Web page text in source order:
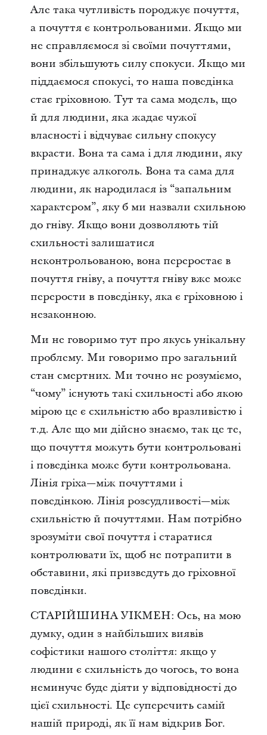
Але така чутливість породжує почуття,
а почуття є контрольованими. Якщо ми
не справляємося зі своїми почуттями,
вони збільшують силу спокуси. Якщо ми
піддаємося спокусі, то наша поведінка
стає гріховною. Тут та сама модель, що
й для людини, яка жадає чужої
власності і відчуває сильну спокусу
вкрасти. Вона та сама і для людини, яку
принаджує алкоголь. Вона та сама для
людини, як народилася із “запальним
характером”, яку б ми назвали схильною
до гніву. Якщо вони дозволяють тій
схильності залишатися
неконтрольованою, вона переростає в
почуття гніву, а почуття гніву вже може
перерости в поведінку, яка є гріховною і
незаконною.
Ми не говоримо тут про якусь унікальну
проблему. Ми говоримо про загальний
стан смертних. Ми точно не розуміємо,
“чому” існують такі схильності або якою
мірою це є схильністю або вразливістю і
т.д. Але що ми дійсно знаємо, так це те,
що почуття можуть бути контрольовані
і поведінка може бути контрольована.
Лінія гріха—між почуттями і
поведінкою. Лінія розсудливості—між
схильністю й почуттями. Нам потрібно
зрозуміти свої почуття і старатися
контролювати їх, щоб не потрапити в
обставини, які призведуть до гріховної
поведінки.
СТАРІЙШИНА УІКМЕН: Ось, на мою
думку, один з найбільших виявів
софістики нашого століття: якщо у
людини є схильність до чогось, то вона
неминуче буде діяти у відповідності до
цієї схильності. Це суперечить самій
нашій природі, як її нам відкрив Бог.